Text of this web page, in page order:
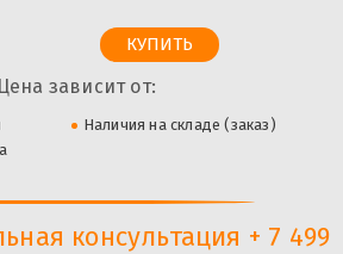
Цена зависит от:
Наличия на складе (заказ)
консультация + 7 499